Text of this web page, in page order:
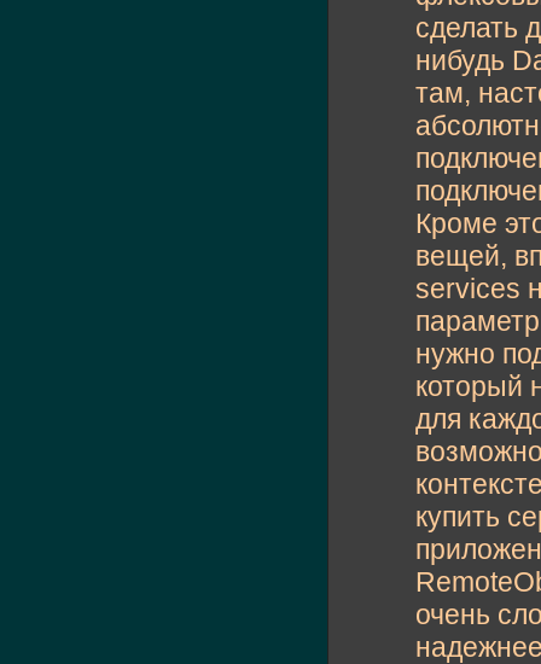
сделать
нибудь
там,
Кроме
вещей,
services
нужно
который
для
купить
очень